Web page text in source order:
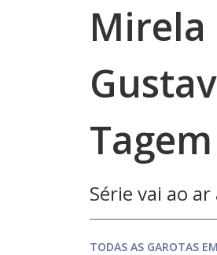
Mirela
Tagem
Série vai ao
TODAS AS GAROTAS